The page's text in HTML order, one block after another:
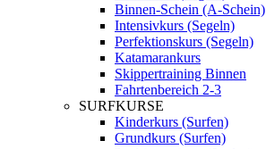
Binnen-Schein (A-Schein)
Intensivkurs (Segeln)
Perfektionskurs (Segeln)
Katamarankurs
Skippertraining Binnen
Fahrtenbereich 2-3
SURFKURSE
Kinderkurs (Surfen)
Grundkurs (Surfen)